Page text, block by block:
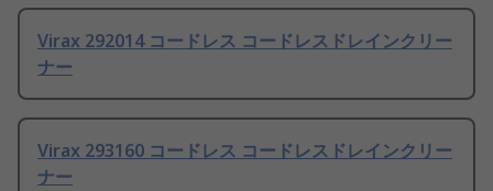
Virax 292014 コードレス コードレスドレインクリー
ナー
Virax 293160 コードレス コードレスドレインクリー
ナー